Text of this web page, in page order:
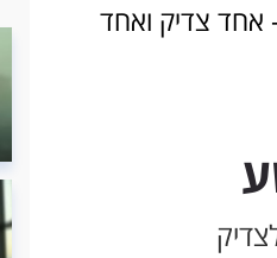
צדיק ואחד